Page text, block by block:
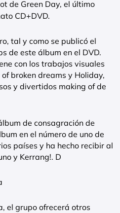
de Green Day, el último
CD+DVD.
tal y como se publicó el
de este álbum en el DVD.
con los trabajos visuales
broken dreams y Holiday,
y divertidos making of de
de consagración de
en el número de uno de
países y ha hecho recibir al
y Kerrang!. D
el grupo ofrecerá otros